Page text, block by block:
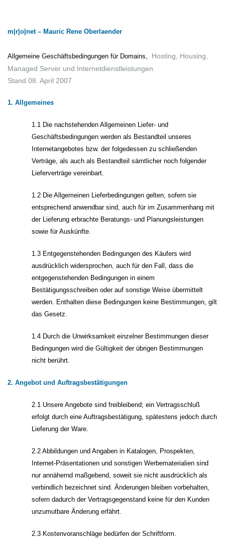
m|r|o|net – Mauric Rene Oberlaender
Allgemeine Geschäftsbedingungen für Domains, Hosting, Housing,
Managed Server und Internetdienstleistungen.
Stand 08. April 2007
1. Allgemeines
1.1 Die nachstehenden Allgemeinen Liefer- und
Geschäftsbedingungen werden als Bestandteil unseres
Internetangebotes bzw. der folgedessen zu schließenden
Verträge, als auch als Bestandteil sämtlicher noch folgender
Lieferverträge vereinbart.
1.2 Die Allgemeinen Lieferbedingungen gelten, sofern sie
entsprechend anwendbar sind, auch für im Zusammenhang mit
der Lieferung erbrachte Beratungs- und Planungsleistungen
sowie für Auskünfte.
1.3 Entgegenstehenden Bedingungen des Käufers wird
ausdrücklich widersprochen, auch für den Fall, dass die
entgegenstehenden Bedingungen in einem
Bestätigungsschreiben oder auf sonstige Weise übermittelt
werden. Enthalten diese Bedingungen keine Bestimmungen, gilt
das Gesetz.
1.4 Durch die Unwirksamkeit einzelner Bestimmungen dieser
Bedingungen wird die Gültigkeit der übrigen Bestimmungen
nicht berührt.
2. Angebot und Auftragsbestätigungen
2.1 Unsere Angebote sind freibleibend; ein Vertragsschluß
erfolgt durch eine Auftragsbestätigung, spätestens jedoch durch
Lieferung der Ware.
2.2 Abbildungen und Angaben in Katalogen, Prospekten,
Internet-Präsentationen und sonstigen Werbematerialien sind
nur annähernd maßgebend, soweit sie nicht ausdrücklich als
verbindlich bezeichnet sind. Änderungen bleiben vorbehalten,
sofern dadurch der Vertragsgegenstand keine für den Kunden
unzumutbare Änderung erfährt.
2.3 Kostenvoranschläge bedürfen der Schriftform.